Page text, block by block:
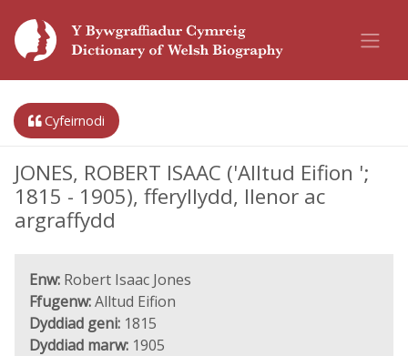
Cyfeirnodi
JONES, ROBERT ISAAC ('Alltud Eifion ';
1815 - 1905), fferyllydd, llenor ac
argraffydd
Enw: Robert Isaac Jones
Ffugenw:Alltud Eifion
Dyddiad geni: 1815
Dyddiad marw: 1905